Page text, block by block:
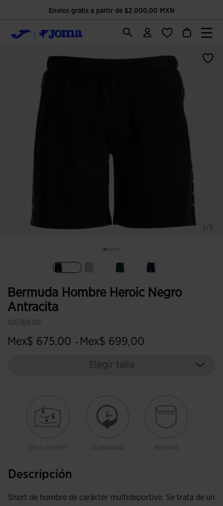
Envíos gratis a partir de $2 000.00 MXN
Bermuda Hombre Heroic Negro
Antracita
105369.110
Mex$ 675,00 - Mex$ 699,00
Elegir talla
Ultra confort Durabilidad Bolsillos
Descripción
Short de hombre de carácter multideportivo. Se trata de un